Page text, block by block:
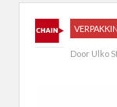
Door Ulko